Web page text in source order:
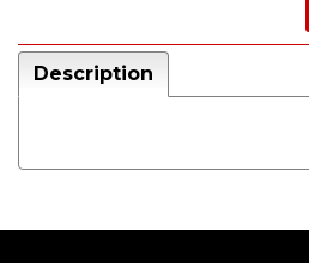
Description